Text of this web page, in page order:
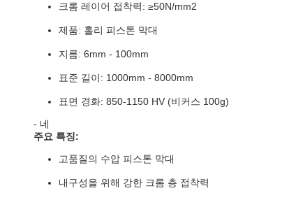
크롬 레이어 접착력: ≥50N/mm2
제품: 홀리 피스톤 막대
지름: 6mm - 100mm
표준 길이: 1000mm - 8000mm
표면 경화: 850-1150 HV (비커스 100g)
- 네
주요 특징:
고품질의 수압 피스톤 막대
내구성을 위해 강한 크롬 층 접착력